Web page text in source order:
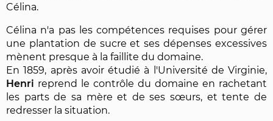
Célina.
Célina n'a pas les compétences requises pour gérer
une plantation de sucre et ses dépenses excessives
mènent presque à la faillite du domaine.
En 1859, après avoir étudié à l'Université de Virginie,
Henri reprend le contrôle du domaine en rachetant
les parts de sa mère et de ses sœurs, et tente de
redresser la situation.